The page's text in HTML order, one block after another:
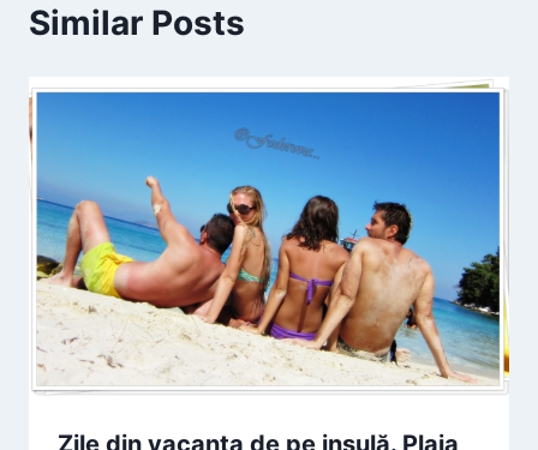
Similar Posts
Zile din vacanța de pe insulă. Plaja